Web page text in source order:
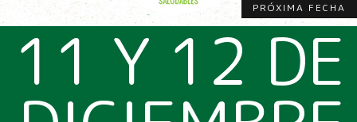
PRÓXIMA FECHA
11 Y 12 DE